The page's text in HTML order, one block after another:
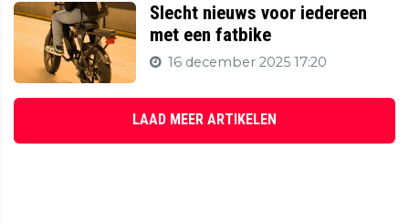
Slecht nieuws voor iedereen
met een fatbike
16 december 2025 17:20
LAAD MEER ARTIKELEN